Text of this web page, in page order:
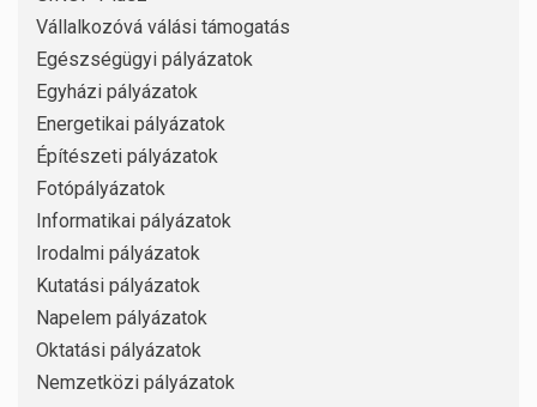
Vállalkozóvá válási támogatás
Egészségügyi pályázatok
Egyházi pályázatok
Energetikai pályázatok
Építészeti pályázatok
Fotópályázatok
Informatikai pályázatok
Irodalmi pályázatok
Kutatási pályázatok
Napelem pályázatok
Oktatási pályázatok
Nemzetközi pályázatok